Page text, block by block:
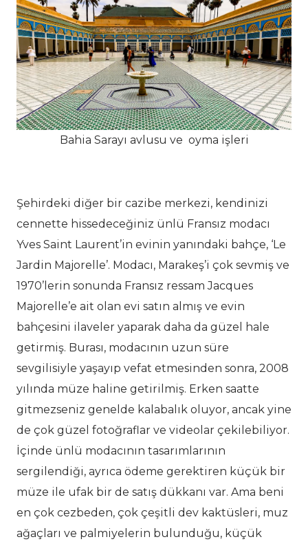
Bahia Sarayı avlusu ve oyma işleri
Şehirdeki diğer bir cazibe merkezi, kendinizi
cennette hissedeceğiniz ünlü Fransız modacı
Yves Saint Laurent’in evinin yanındaki bahçe, ‘Le
Jardin Majorelle’. Modacı, Marakeş’i çok sevmiş ve
1970’lerin sonunda Fransız ressam Jacques
Majorelle’e ait olan evi satın almış ve evin
bahçesini ilaveler yaparak daha da güzel hale
getirmiş. Burası, modacının uzun süre
sevgilisiyle yaşayıp vefat etmesinden sonra, 2008
yılında müze haline getirilmiş. Erken saatte
gitmezseniz genelde kalabalık oluyor, ancak yine
de çok güzel fotoğraflar ve videolar çekilebiliyor.
İçinde ünlü modacının tasarımlarının
sergilendiği, ayrıca ödeme gerektiren küçük bir
müze ile ufak bir de satış dükkanı var. Ama beni
en çok cezbeden, çok çeşitli dev kaktüsleri, muz
ağaçları ve palmiyelerin bulunduğu, küçük